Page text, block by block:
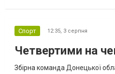
Спорт 12:35, 3 серпня
Четвертими на
Збірна команда Донецької